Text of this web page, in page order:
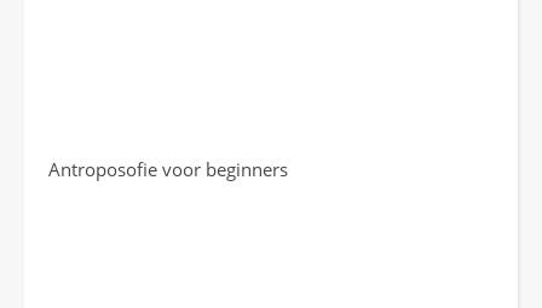
Antroposofie voor beginners